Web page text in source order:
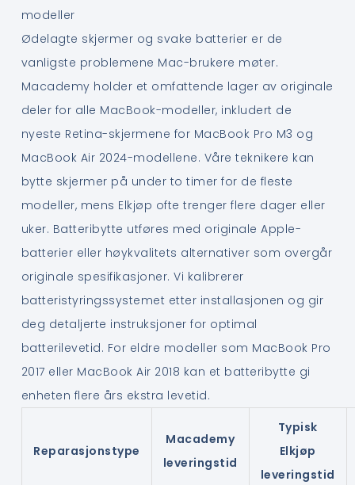
modeller
Ødelagte skjermer og svake batterier er de
vanligste problemene Mac-brukere møter.
Macademy holder et omfattende lager av originale
deler for alle MacBook-modeller, inkludert de
nyeste Retina-skjermene for MacBook Pro M3 og
MacBook Air 2024-modellene. Våre teknikere kan
bytte skjermer på under to timer for de fleste
modeller, mens Elkjøp ofte trenger flere dager eller
uker. Batteribytte utføres med originale Apple-
batterier eller høykvalitets alternativer som overgår
originale spesifikasjoner. Vi kalibrerer
batteristyringssystemet etter installasjonen og gir
deg detaljerte instruksjoner for optimal
batterilevetid. For eldre modeller som MacBook Pro
2017 eller MacBook Air 2018 kan et batteribytte gi
enheten flere års ekstra levetid.
Reparasjonstype
Macademy
leveringstid
Typisk
Elkjøp
leveringstid